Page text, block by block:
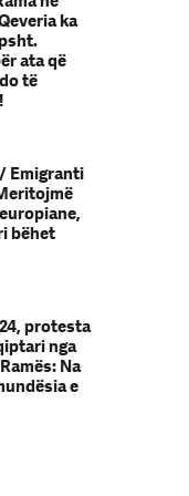
ka
ata që
të
Emigranti
bëhet
protesta
nga
Na
e